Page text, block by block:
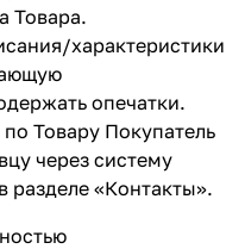
Товара.
характеристики
опечатки.
Товару Покупатель
через систему
разделе «Контакты».